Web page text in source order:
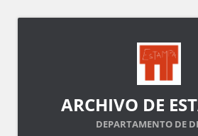
ARCHIVO DE
DEPARTAMENTO DE